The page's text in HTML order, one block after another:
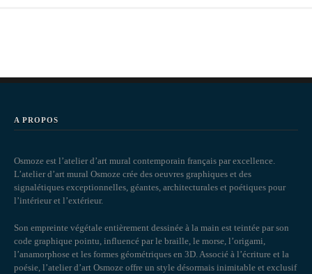
A PROPOS
Osmoze est l’atelier d’art mural contemporain français par excellence.
L’atelier d’art mural Osmoze crée des oeuvres graphiques et des
signalétiques exceptionnelles, géantes, architecturales et poétiques pour
l’intérieur et l’extérieur.
Son empreinte végétale entièrement dessinée à la main est teintée par son
code graphique pointu, influencé par le braille, le morse, l’origami,
l’anamorphose et les formes géométriques en 3D. Associé à l’écriture et la
poésie, l’atelier d’art Osmoze offre un style désormais inimitable et exclusif